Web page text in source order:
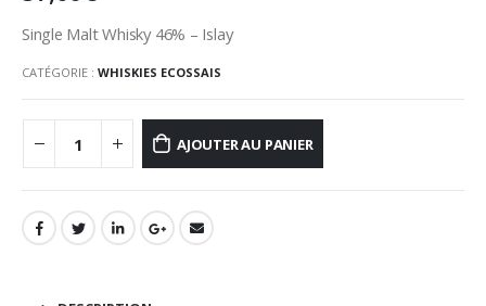
Single Malt Whisky 46% – Islay
CATÉGORIE : WHISKIES ECOSSAIS
AJOUTER AU PANIER